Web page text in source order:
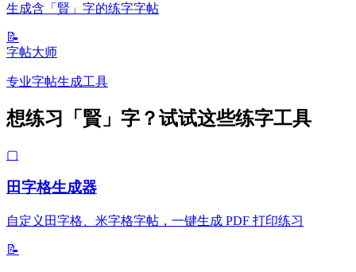
生成含「賢」字的练字字帖
📝
字帖大师
专业字帖生成工具
想练习「賢」字？试试这些练字工具
▢
田字格生成器
自定义田字格、米字格字帖，一键生成 PDF 打印练习
📝